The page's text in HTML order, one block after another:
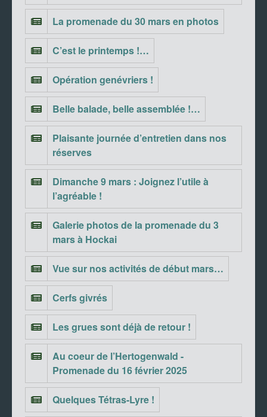
La promenade du 30 mars en photos
C’est le printemps !…
Opération genévriers !
Belle balade, belle assemblée !…
Plaisante journée d’entretien dans nos
réserves
Dimanche 9 mars : Joignez l’utile à
l’agréable !
Galerie photos de la promenade du 3
mars à Hockai
Vue sur nos activités de début mars…
Cerfs givrés
Les grues sont déjà de retour !
Au coeur de l’Hertogenwald -
Promenade du 16 février 2025
Quelques Tétras-Lyre !